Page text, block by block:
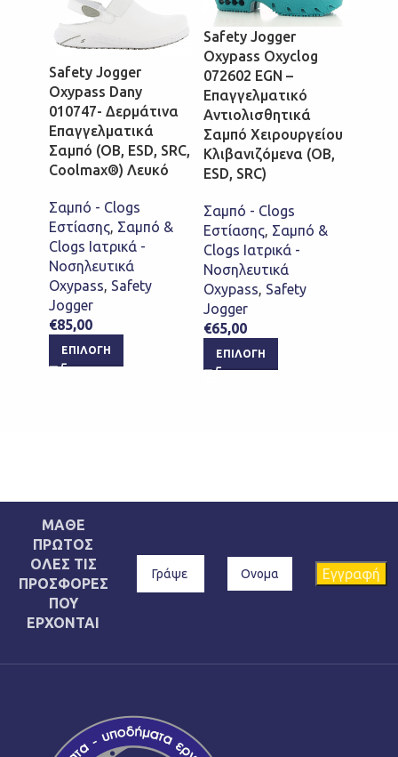
Safety Jogger
Oxypass Dany
010747- Δερμάτινα
Επαγγελματικά
Σαμπό (OB, ESD, SRC,
Coolmax®) Λευκό
Σαμπό - Clogs
Εστίασης, Σαμπό &
Clogs Ιατρικά -
Νοσηλευτικά
Oxypass, Safety
Jogger
€85,00
ΕΠΙΛΟΓΉ
Safety Jogger
Oxypass Oxyclog
072602 EGN –
Επαγγελματικό
Αντιολισθητικά
Σαμπό Χειρουργείου
Κλιβανιζόμενα (OB,
ESD, SRC)
Σαμπό - Clogs
Εστίασης, Σαμπό &
Clogs Ιατρικά -
Νοσηλευτικά
Oxypass, Safety
Jogger
€65,00
ΕΠΙΛΟΓΉ
ΜΑΘΕ
ΠΡΩΤΟΣ
ΟΛΕΣ ΤΙΣ
ΠΡΟΣΦΟΡΕΣ
ΠΟΥ
ΕΡΧΟΝΤΑΙ